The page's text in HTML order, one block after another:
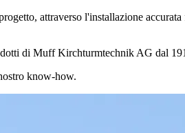
attraverso l'installazione
di Muff Kirchturmtechnik AG dal
know-how.